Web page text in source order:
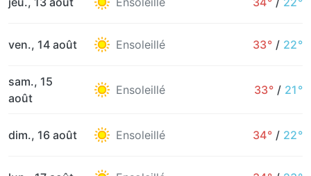
ven., 14 août Ensoleillé 33° / 22°
sam., 15
août
Ensoleillé 33° / 21°
dim., 16 août Ensoleillé 34° / 22°